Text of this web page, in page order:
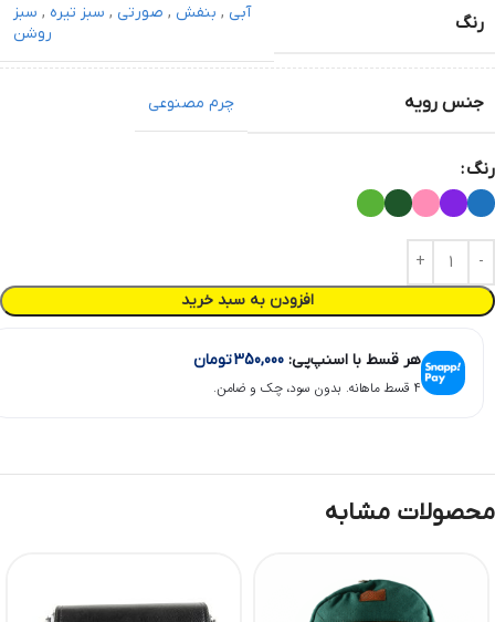
رنگ آبی , بنفش , صورتی , سبز تیره , سبز
روشن
جنس رویه چرم مصنوعی
رنگ
افزودن به سبد خرید
هر قسط با اسنپ‌پی: 350,000تومان
۴ قسط ماهانه. بدون سود، چک و ضامن.
محصولات مشابه